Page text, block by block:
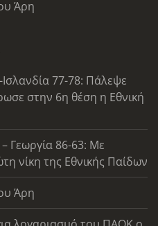
Άρη
77-78: Πάλεψε
στην 6η θέση η Εθνική
Γεωργία 86-63: Με
νίκη της Εθνικής Παίδων
Άρη